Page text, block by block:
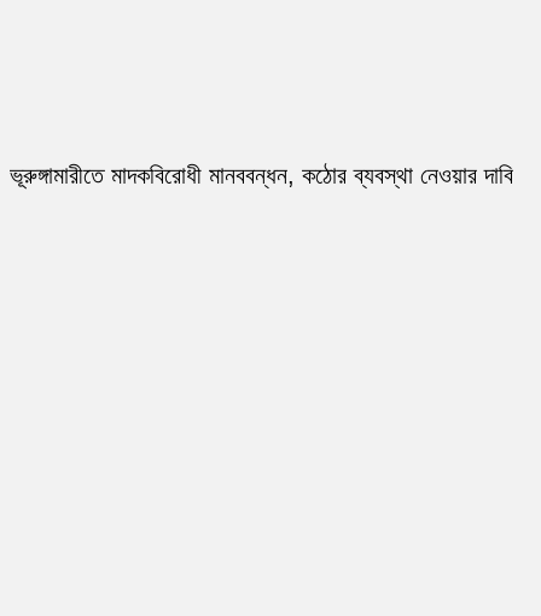
ভূরুঙ্গামারীতে মাদকবিরোধী মানববন্ধন, কঠোর ব্যবস্থা নেওয়ার দাবি